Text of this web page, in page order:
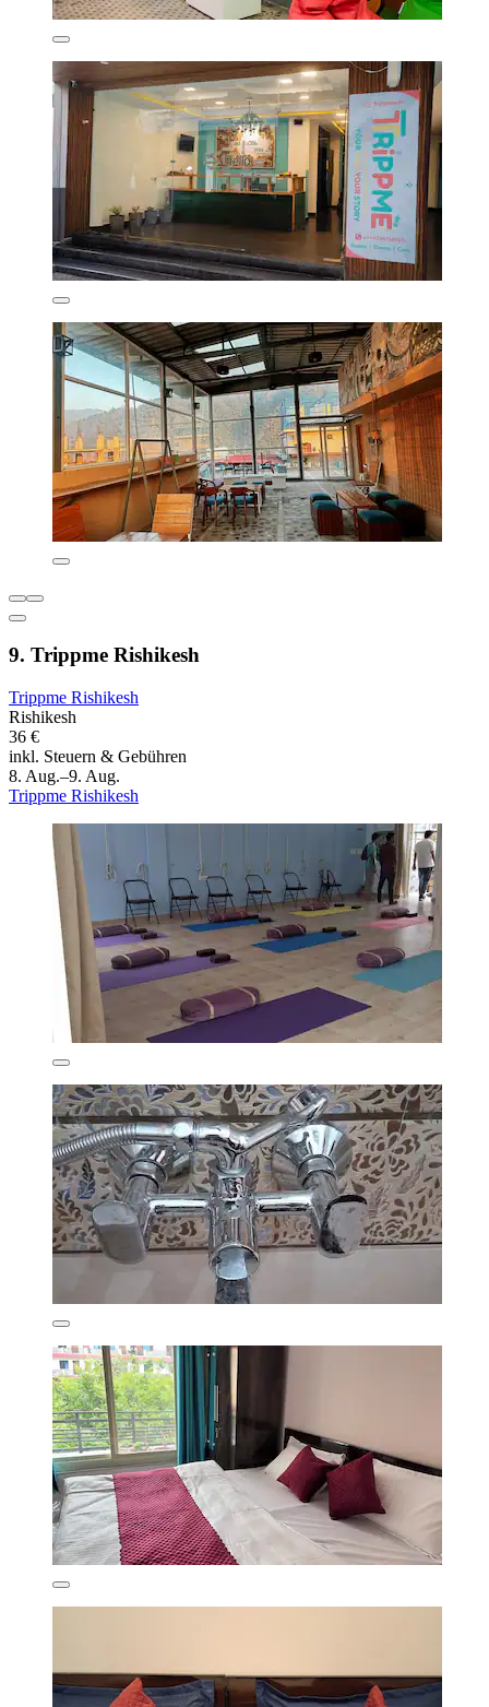
9. Trippme Rishikesh
Trippme Rishikesh
Rishikesh
36 €
inkl. Steuern & Gebühren
8. Aug.–9. Aug.
Trippme Rishikesh